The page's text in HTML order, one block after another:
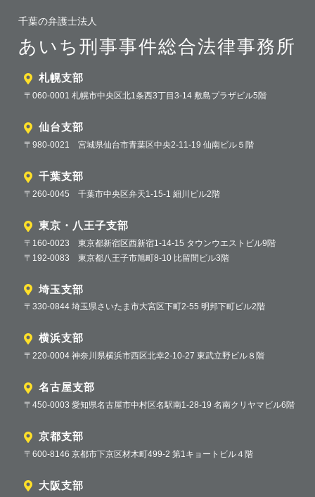
千葉の弁護士法人
あいち刑事事件総合法律事務所
札幌支部
〒060-0001 札幌市中央区北1条西3丁目3-14 敷島プラザビル5階
仙台支部
〒980-0021 宮城県仙台市青葉区中央2-11-19 仙南ビル５階
千葉支部
〒260-0045 千葉市中央区弁天1-15-1 細川ビル2階
東京・八王子支部
〒160-0023 東京都新宿区西新宿1-14-15 タウンウエストビル9階
〒192-0083 東京都八王子市旭町8-10 比留間ビル3階
埼玉支部
〒330-0844 埼玉県さいたま市大宮区下町2-55 明邦下町ビル2階
横浜支部
〒220-0004 神奈川県横浜市西区北幸2-10-27 東武立野ビル８階
名古屋支部
〒450-0003 愛知県名古屋市中村区名駅南1-28-19 名南クリヤマビル6階
京都支部
〒600-8146 京都市下京区材木町499-2 第1キョートビル４階
大阪支部